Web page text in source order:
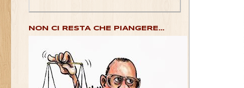
NON CI RESTA CHE PIANGERE...